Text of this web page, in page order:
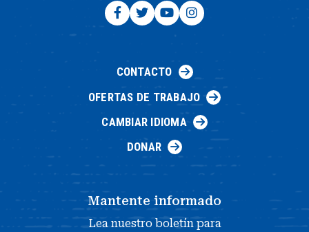
CONTACTO
OFERTAS DE TRABAJO
CAMBIAR IDIOMA
DONAR
Mantente informado
Lea nuestro boletín para